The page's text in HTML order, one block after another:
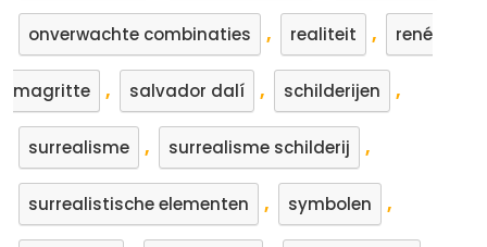
onverwachte combinaties , realiteit , rené
magritte , salvador dalí , schilderijen ,
surrealisme , surrealisme schilderij ,
surrealistische elementen , symbolen ,